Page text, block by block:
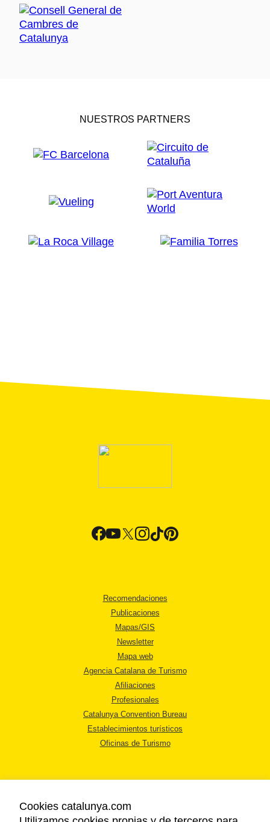
NUESTROS PARTNERS
Recomendaciones
Publicaciones
Mapas/GIS
Newsletter
Mapa web
Agencia Catalana de Turismo
Afiliaciones
Profesionales
Catalunya Convention Bureau
Establecimientos turísticos
Oficinas de Turismo
Cookies catalunya.com